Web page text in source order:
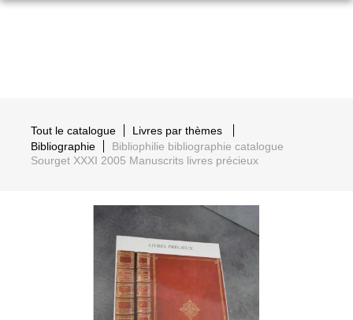
Tout le catalogue
Livres par thèmes
Bibliographie
Bibliophilie bibliographie catalogue
Sourget XXXI 2005 Manuscrits livres précieux